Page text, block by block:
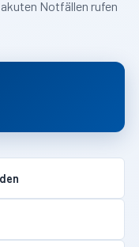
Notfällen rufen